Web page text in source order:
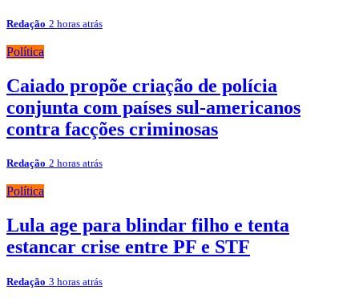
Redação 2 horas atrás
Política
Caiado propõe criação de polícia
conjunta com países sul-americanos
contra facções criminosas
Redação 2 horas atrás
Política
Lula age para blindar filho e tenta
estancar crise entre PF e STF
Redação 3 horas atrás